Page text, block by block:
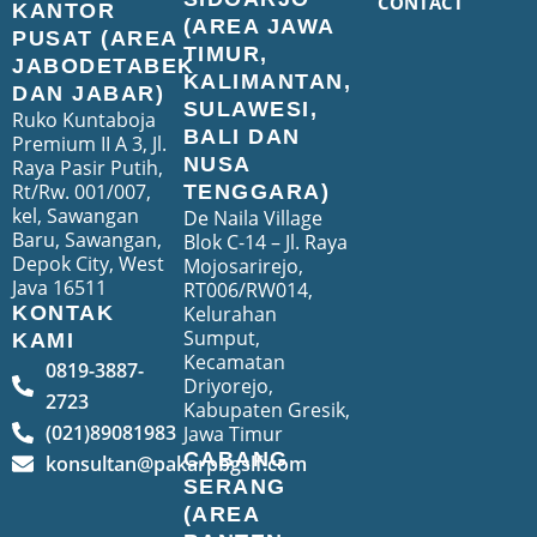
KANTOR
PUSAT (AREA
JABODETABEK
DAN JABAR)
Ruko Kuntaboja
Premium II A 3, Jl.
Raya Pasir Putih,
Rt/Rw. 001/007,
kel, Sawangan
Baru, Sawangan,
Depok City, West
Java 16511
KONTAK
KAMI
0819-3887-
2723
(021)89081983
konsultan@pakarpbgslf.com
(AREA JAWA
TIMUR,
KALIMANTAN,
SULAWESI,
BALI DAN
NUSA
TENGGARA)
De Naila Village
Blok C-14 – Jl. Raya
Mojosarirejo,
RT006/RW014,
Kelurahan
Sumput,
Kecamatan
Driyorejo,
Kabupaten Gresik,
Jawa Timur
CABANG
SERANG
(AREA